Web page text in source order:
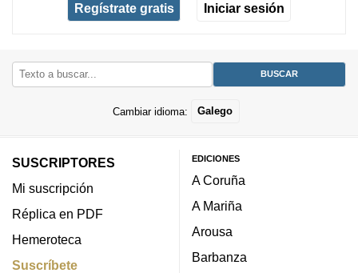
Regístrate gratis Iniciar sesión
Cambiar idioma: Galego
SUSCRIPTORES
Mi suscripción
Réplica en PDF
Hemeroteca
Suscríbete
EDICIONES
A Coruña
A Mariña
Arousa
Barbanza